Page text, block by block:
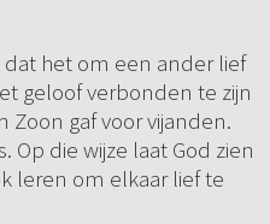
het om een ander lief
geloof verbonden te zijn
Zoon gaf voor vijanden.
Op die wijze laat God zien
leren om elkaar lief te